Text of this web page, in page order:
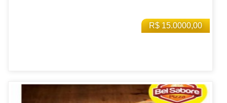
R$ 15.0000,00